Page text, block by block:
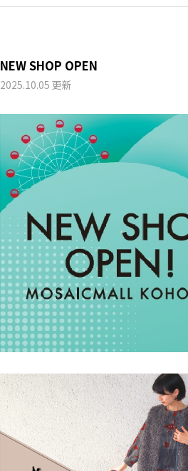
NEW SHOP OPEN
2025.10.05 更新